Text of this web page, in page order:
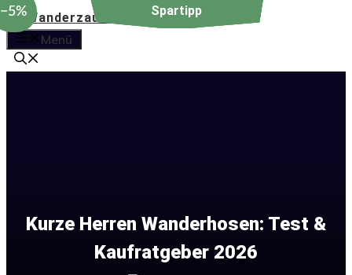
Zum
Inhalt
springen
Menü
Kurze Herren Wanderhosen: Test &
Kaufratgeber 2026
−5%